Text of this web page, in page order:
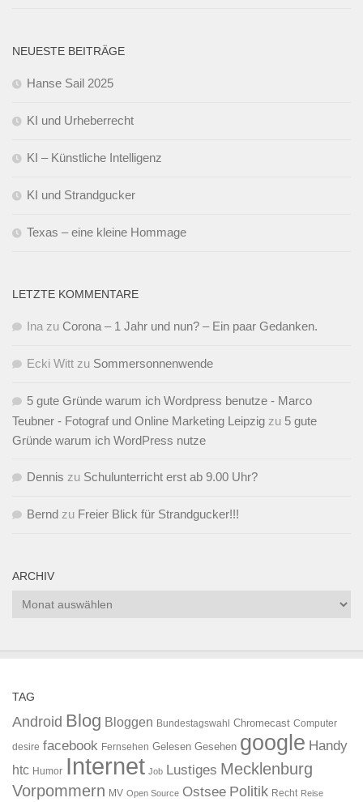
NEUESTE BEITRÄGE
Hanse Sail 2025
KI und Urheberrecht
KI – Künstliche Intelligenz
KI und Strandgucker
Texas – eine kleine Hommage
LETZTE KOMMENTARE
Ina zu Corona – 1 Jahr und nun? – Ein paar Gedanken.
Ecki Witt zu Sommersonnenwende
5 gute Gründe warum ich Wordpress benutze - Marco
Teubner - Fotograf und Online Marketing Leipzig zu 5 gute
Gründe warum ich WordPress nutze
Dennis zu Schulunterricht erst ab 9.00 Uhr?
Bernd zu Freier Blick für Strandgucker!!!
ARCHIV
Archiv
TAG
Android Blog Bloggen Bundestagswahl Chromecast Computer
desire facebook Fernsehen Gelesen Gesehen google Handy
htc Humor Internet Job Lustiges Mecklenburg
Vorpommern MV Open Source Ostsee Politik Recht Reise